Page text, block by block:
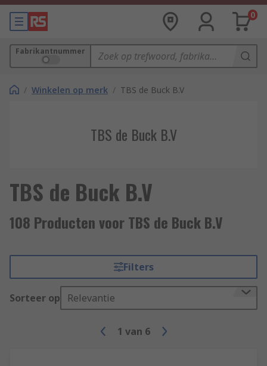
0
Fabrikantnummer
/ Winkelen op merk / TBS de Buck B.V
TBS de Buck B.V
TBS de Buck B.V
108 Producten voor TBS de Buck B.V
Filters
Sorteer op Relevantie
1 van 6